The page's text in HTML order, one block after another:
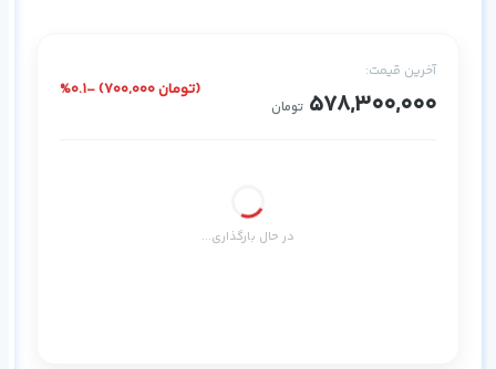
آخرین قیمت:
578,300,000 تومان
%0.1- (700,000 تومان)
در حال بارگذاری...